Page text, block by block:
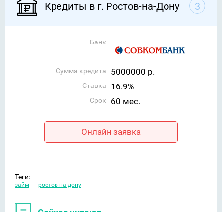
Кредиты в г. Ростов-на-Дону 3
Банк
Сумма кредита 5000000 р.
Ставка 16.9%
Срок 60 мес.
Онлайн заявка
Теги:
займ ростов на дону